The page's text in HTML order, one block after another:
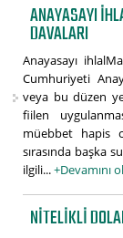
ANAYASAYI
DAVALARI
Anayasayı
Cumhuriyeti
veya bu düzen
fiilen
müebbet hapis
sırasında başka
ilgili...+Devamını
NITELIKLI